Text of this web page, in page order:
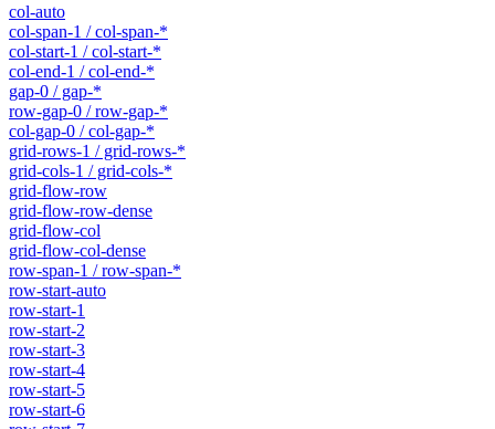
col-auto
col-span-1 / col-span-*
col-start-1 / col-start-*
col-end-1 / col-end-*
gap-0 / gap-*
row-gap-0 / row-gap-*
col-gap-0 / col-gap-*
grid-rows-1 / grid-rows-*
grid-cols-1 / grid-cols-*
grid-flow-row
grid-flow-row-dense
grid-flow-col
grid-flow-col-dense
row-span-1 / row-span-*
row-start-auto
row-start-1
row-start-2
row-start-3
row-start-4
row-start-5
row-start-6